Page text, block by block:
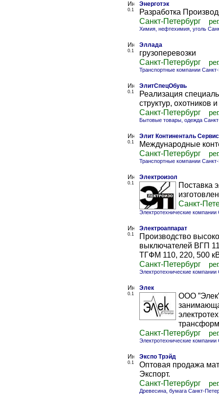
0.1
Энерготэк
Разработка
Санкт-Петербург
Химия, нефтехимия, уголь
0.1
Эллада
грузоперевозки
Санкт-Петербург
Транспортные компании
0.1
ЭлитСпецОбувь
Реализация
структур, охотников
Санкт-Петербург
Бытовые товары, одежда
0.1
Элит Континенталь Сервис
Международные
Санкт-Петербург
Транспортные компании
0.1
Электроизол
Поставка
Санкт-
Электротехнические компании
0.1
Электроаппарат
Производство
выключателей ВГП
ТГФМ 110, 220, 500
Санкт-Петербург
Электротехнические компании
0.1
Элек
ООО
Санкт-Петербург
Электротехнические компании
0.1
Экспо Трэйд
Оптовая продажа
Экспорт.
Санкт-Петербург
Древесина, бумага Санкт-